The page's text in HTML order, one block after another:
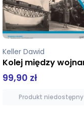
Keller Dawid
99,90 zł
Produkt niedostępny